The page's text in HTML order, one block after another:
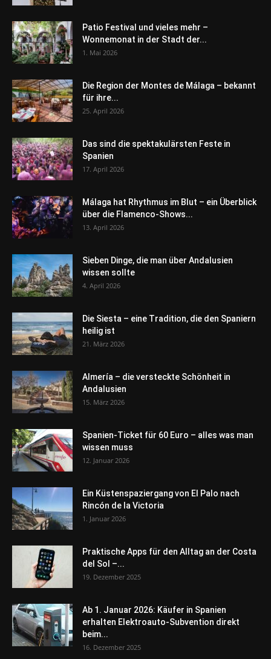
Patio Festival und vieles mehr –
Wonnemonat in der Stadt der...
1. Mai 2026
Die Region der Montes de Málaga – bekannt
für ihre...
25. April 2026
Das sind die spektakulärsten Feste in
Spanien
17. April 2026
Málaga hat Rhythmus im Blut – ein Überblick
über die Flamenco-Shows...
13. April 2026
Sieben Dinge, die man über Andalusien
wissen sollte
4. April 2026
Die Siesta – eine Tradition, die den Spaniern
heilig ist
21. März 2026
Almería – die versteckte Schönheit in
Andalusien
15. März 2026
Spanien-Ticket für 60 Euro – alles was man
wissen muss
12. Januar 2026
Ein Küstenspaziergang von El Palo nach
Rincón de la Victoria
1. Januar 2026
Praktische Apps für den Alltag an der Costa
del Sol –...
19. Dezember 2025
Ab 1. Januar 2026: Käufer in Spanien
erhalten Elektroauto-Subvention direkt
beim...
16. Dezember 2025